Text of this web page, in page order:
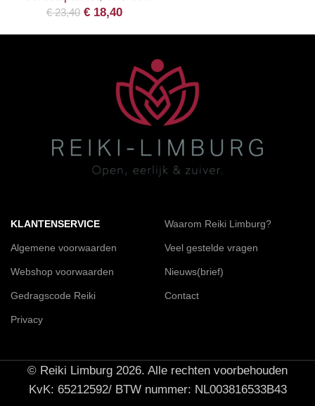
€23,40 €18,40
KLANTENSERVICE
Algemene voorwaarden
Webshop voorwaarden
Gedragscode Reiki
Privacy
Waarom Reiki Limburg?
Veel gestelde vragen
Nieuws(brief)
Contact
© Reiki Limburg 2026. Alle rechten voorbehouden
KvK: 65212592/ BTW nummer: NL003816533B43